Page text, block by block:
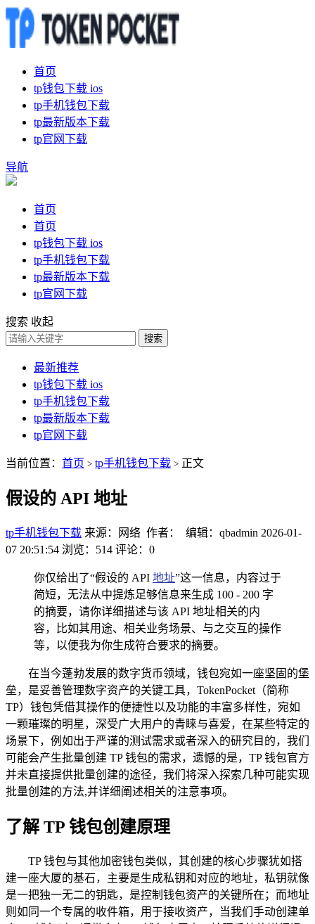
首页
tp钱包下载 ios
tp手机钱包下载
tp最新版本下载
tp官网下载
导航
首页
首页
tp钱包下载 ios
tp手机钱包下载
tp最新版本下载
tp官网下载
搜索 收起
搜索
最新推荐
tp钱包下载 ios
tp手机钱包下载
tp最新版本下载
tp官网下载
当前位置： 首页 > tp手机钱包下载 > 正文
假设的 API 地址
tp手机钱包下载 来源：网络 作者： 编辑：qbadmin 2026-01-
07 20:51:54 浏览：514 评论：0
你仅给出了“假设的 API 地址”这一信息，内容过于
简短，无法从中提炼足够信息来生成 100 - 200 字
的摘要，请你详细描述与该 API 地址相关的内
容，比如其用途、相关业务场景、与之交互的操作
等，以便我为你生成符合要求的摘要。
在当今蓬勃发展的数字货币领域，钱包宛如一座坚固的堡
垒，是妥善管理数字资产的关键工具，TokenPocket（简称
TP）钱包凭借其操作的便捷性以及功能的丰富多样性，宛如
一颗璀璨的明星，深受广大用户的青睐与喜爱，在某些特定的
场景下，例如出于严谨的测试需求或者深入的研究目的，我们
可能会产生批量创建 TP 钱包的需求，遗憾的是，TP 钱包官方
并未直接提供批量创建的途径，我们将深入探索几种可能实现
批量创建的方法,并详细阐述相关的注意事项。
了解 TP 钱包创建原理
TP 钱包与其他加密钱包类似，其创建的核心步骤犹如搭
建一座大厦的基石，主要是生成私钥和对应的地址，私钥就像
是一把独一无二的钥匙，是控制钱包资产的关键所在；而地址
则如同一个专属的收件箱，用于接收资产，当我们手动创建单